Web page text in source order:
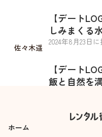
佐々木遥
【デート
しみまくる
2024年8月23 日
【デート
飯と自然を
ホーム